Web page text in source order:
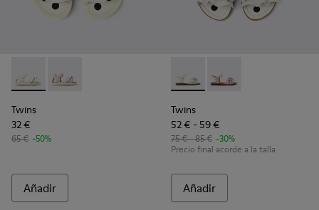
Twins - K800678-001 - Sandalias de piel blancas para niños.
Twins - K800678-002 - Sandalias de piel rosa para
Twins
32 €
65 € -50%
Añadir
Twins - K800676-001 -
Twins - K800676-
Twins
52 € - 59 €
75 € - 85 € -30%
Precio final acorde a la talla
Añadir